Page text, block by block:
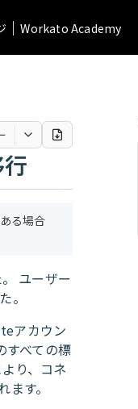
Workato Academy
る場合
ユーザー
。
アカウン
べての標
り、コネ
す。